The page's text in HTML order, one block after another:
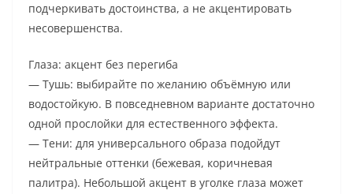
подчеркивать достоинства, а не акцентировать
несовершенства.
Глаза: акцент без перегиба
— Тушь: выбирайте по желанию объёмную или
водостойкую. В повседневном варианте достаточно
одной прослойки для естественного эффекта.
— Тени: для универсального образа подойдут
нейтральные оттенки (бежевая, коричневая
палитра). Небольшой акцент в уголке глаза может